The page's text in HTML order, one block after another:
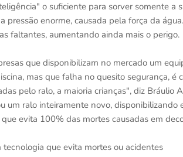
o suficiente para sorver somente a
enorme, causada pela força da
faltantes, aumentando ainda mais o perigo.
que disponibilizam no mercado um
mas que falha no quesito segurança, é
pelo ralo, a maioria crianças", diz Bráulio
um ralo inteiramente novo, disponibilizando
evita 100% das mortes causadas em
que evita mortes ou acidentes